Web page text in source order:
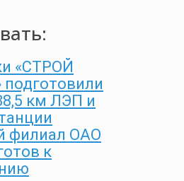
«СТРОЙ
км ЛЭП и
филиал ОАО
к